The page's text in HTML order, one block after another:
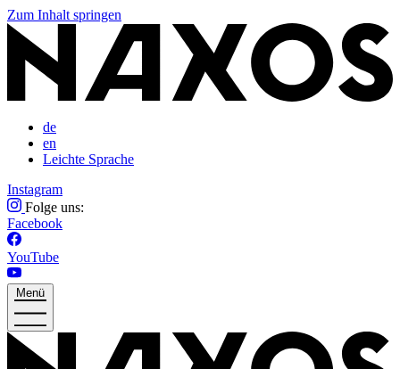
Zum Inhalt springen
de
en
Leichte Sprache
Instagram
Folge uns:
Facebook
YouTube
Menü